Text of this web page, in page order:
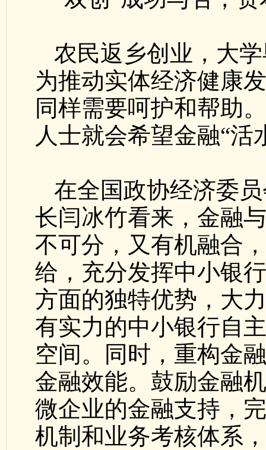
农民返乡创业，大
为推动实体经济健康
同样需要呵护和帮助
人士就会希望金融“活
在全国政协经济委
长闫冰竹看来，金融
不可分，又有机融合
给，充分发挥中小银
方面的独特优势，大
有实力的中小银行自
空间。同时，重构金
金融效能。鼓励金融
微企业的金融支持，
机制和业务考核体系